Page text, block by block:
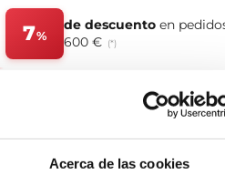
Acerca de las cookies
7%
de descuentoen
600 € (*)
de descuentoen
Más de 1.000 clientes ya lo